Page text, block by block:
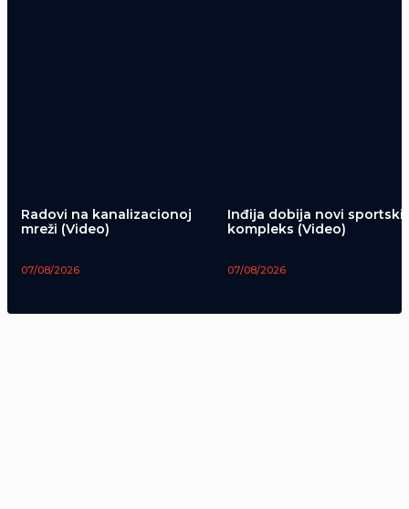
Radovi na kanalizacionoj
mreži (Video)
07/08/2026
Inđija dobija novi sportski
kompleks (Video)
07/08/2026